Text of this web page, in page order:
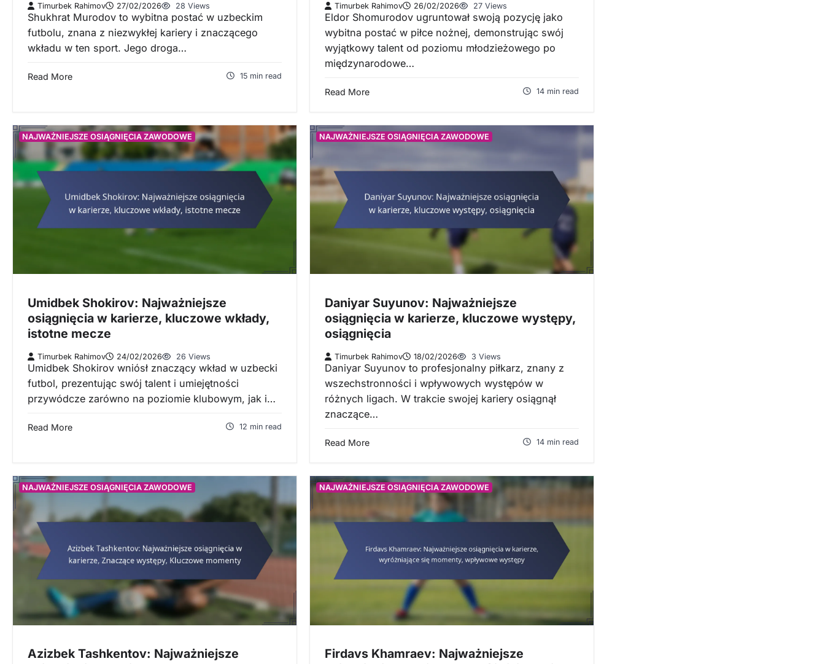
Timurbek Rahimov 27/02/2026 28 Views
Shukhrat Murodov to wybitna postać w uzbeckim
futbolu, znana z niezwykłej kariery i znaczącego
wkładu w ten sport. Jego droga…
Read More 15 min read
Timurbek Rahimov 26/02/2026 27 Views
Eldor Shomurodov ugruntował swoją pozycję jako
wybitna postać w piłce nożnej, demonstrując swój
wyjątkowy talent od poziomu młodzieżowego po
międzynarodowe…
Read More 14 min read
NAJWAŻNIEJSZE OSIĄGNIĘCIA ZAWODOWE
Umidbek Shokirov: Najważniejsze
osiągnięcia w karierze, kluczowe wkłady,
istotne mecze
Timurbek Rahimov 24/02/2026 26 Views
Umidbek Shokirov wniósł znaczący wkład w uzbecki
futbol, prezentując swój talent i umiejętności
przywódcze zarówno na poziomie klubowym, jak i…
Read More 12 min read
NAJWAŻNIEJSZE OSIĄGNIĘCIA ZAWODOWE
Daniyar Suyunov: Najważniejsze
osiągnięcia w karierze, kluczowe występy,
osiągnięcia
Timurbek Rahimov 18/02/2026 3 Views
Daniyar Suyunov to profesjonalny piłkarz, znany z
wszechstronności i wpływowych występów w
różnych ligach. W trakcie swojej kariery osiągnął
znaczące…
Read More 14 min read
NAJWAŻNIEJSZE OSIĄGNIĘCIA ZAWODOWE
Azizbek Tashkentov: Najważniejsze
NAJWAŻNIEJSZE OSIĄGNIĘCIA ZAWODOWE
Firdavs Khamraev: Najważniejsze